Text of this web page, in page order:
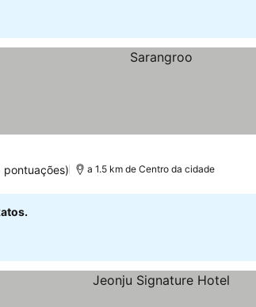
pontuações) a 1.5 km de Centro da cidade